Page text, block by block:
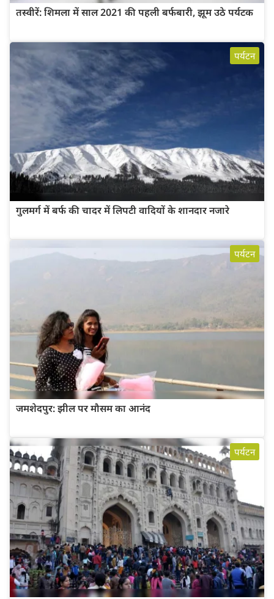
तस्वीरें: शिमला में साल 2021 की पहली बर्फबारी, झूम उठे पर्यटक
पर्यटन
गुलमर्ग में बर्फ की चादर में लिपटी वादियों के शानदार नजारे
पर्यटन
जमशेदपुर: झील पर मौसम का आनंद
पर्यटन